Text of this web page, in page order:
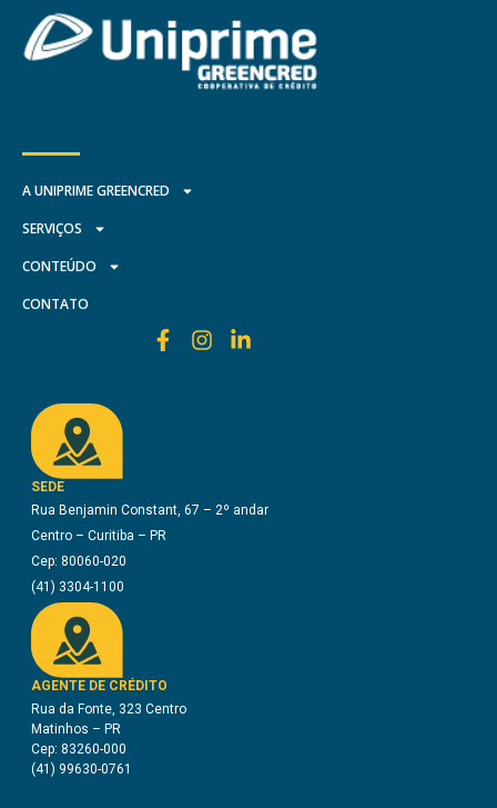
A UNIPRIME GREENCRED
SERVIÇOS
CONTEÚDO
CONTATO
SEDE
Rua Benjamin Constant, 67 – 2º andar
Centro – Curitiba – PR
Cep: 80060-020
(41) 3304-1100
AGENTE DE CRÉDITO
Rua da Fonte, 323 Centro
Matinhos – PR
Cep: 83260-000
(41) 99630-0761